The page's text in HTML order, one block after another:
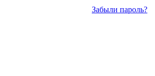
Забыли пароль?